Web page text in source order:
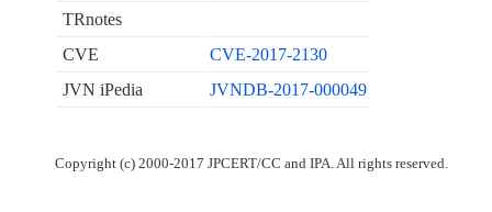
TRnotes
CVE
CVE-2017-2130
JVN iPedia
JVNDB-2017-000049
Copyright (c) 2000-2017 JPCERT/CC and IPA. All rights reserved.